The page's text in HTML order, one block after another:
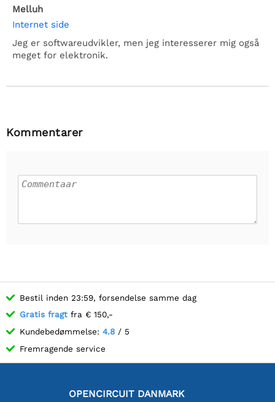
Melluh
Internet side
Jeg er softwareudvikler, men jeg interesserer mig også
meget for elektronik.
Kommentarer
Bestil inden 23:59, forsendelse samme dag
Gratis fragt fra € 150,-
Kundebedømmelse: 4.8 / 5
Fremragende service
OPENCIRCUIT DANMARK